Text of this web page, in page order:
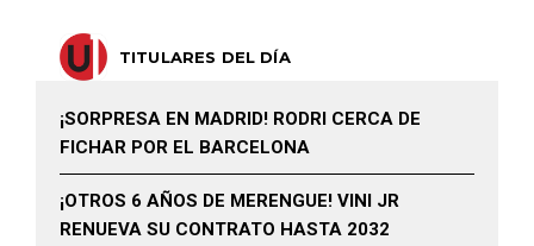
TITULARES DEL DÍA
¡SORPRESA EN MADRID! RODRI CERCA DE
FICHAR POR EL BARCELONA
¡OTROS 6 AÑOS DE MERENGUE! VINI JR
RENUEVA SU CONTRATO HASTA 2032